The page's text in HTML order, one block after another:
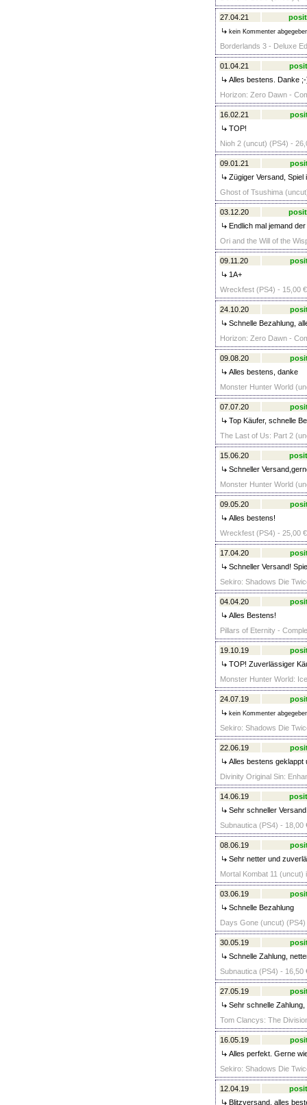
27.04.21
kein Kommenter
Borderlands 3 - Deluxe
01.04.21
Alles bestens. Danke
Horizon: Zero Dawn -
16.02.21
TOP!
Nioh 2 (uncut) (PS4) -
09.01.21
Zügiger Versand,
Ghost of Tsushima
03.12.20
Endlich mal jemand
Ori and the Will of the
09.11.20
1A+
Wreckfest (PS4) - 15,00 €
24.10.20
Schnelle Bezahlung,
Horizon: Zero Dawn -
09.08.20
Alles bestens, danke
Monster Hunter World
07.07.20
Top Käufer, schnelle
The Last of Us: Part 2
15.06.20
Schneller
Monster Hunter World
09.05.20
Alles bestens!
Wreckfest (PS4) - 25,00 €
17.04.20
Schneller Versand!
Sekiro: Shadows Die
04.04.20
Alles Bestens!
Pillars of Eternity -
19.10.19
TOP! Zuverlässiger
Monster Hunter World:
24.07.19
kein Kommenter
Sekiro: Shadows Die
22.06.19
Alles bestens geklappt
Divinity Original Sin:
14.06.19
Sehr schneller
Subnautica (PS4) - 18,00
08.06.19
Sehr netter und
Mortal Kombat 11
03.06.19
Schnelle Bezahlung
Days Gone (uncut)
30.05.19
Schnelle Zahlung,
Subnautica (PS4) - 16,50
27.05.19
Sehr schnelle
Tom Clancys: The
16.05.19
Alles perfekt. Gerne
Sekiro: Shadows Die
12.04.19
Blitzversand, alles